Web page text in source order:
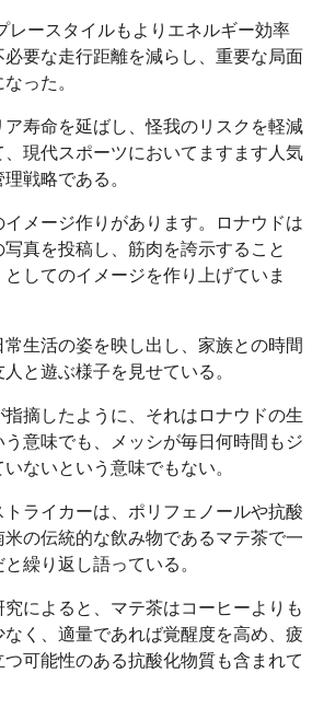
レースタイルもよりエネルギー効率
要な走行距離を減らし、重要な局面
った。
寿命を延ばし、怪我のリスクを軽減
現代スポーツにおいてますます人気
戦略である。
メージ作りがあります。ロナウドは
真を投稿し、筋肉を誇示すること
してのイメージを作り上げていま
生活の姿を映し出し、家族との時間
と遊ぶ様子を見せている。
摘したように、それはロナウドの生
意味でも、メッシが毎日何時間もジ
ないという意味でもない。
ライカーは、ポリフェノールや抗酸
の伝統的な飲み物であるマテ茶で一
繰り返し語っている。
によると、マテ茶はコーヒーよりも
く、適量であれば覚醒度を高め、疲
可能性のある抗酸化物質も含まれて